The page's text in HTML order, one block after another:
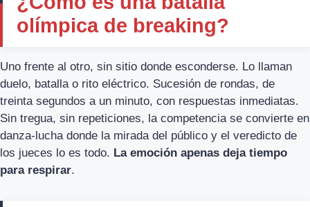
olímpica de breaking?
Uno frente al otro, sin sitio donde esconderse. Lo llaman
duelo, batalla o rito eléctrico. Sucesión de rondas, de
treinta segundos a un minuto, con respuestas inmediatas.
Sin tregua, sin repeticiones, la competencia se convierte en
danza-lucha donde la mirada del público y el veredicto de
los jueces lo es todo. La emoción apenas deja tiempo
para respirar.